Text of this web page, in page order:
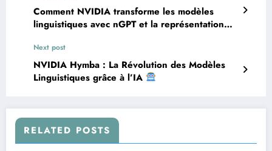
Comment NVIDIA transforme les modèles
linguistiques avec nGPT et la représentation
Next post
NVIDIA Hymba : La Révolution des Modèles
Linguistiques grâce à l’IA
RELATED POSTS